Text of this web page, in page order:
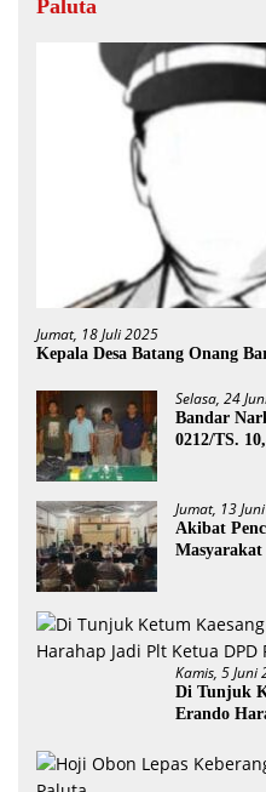
Paluta
Jumat, 18 Juli 2025
Kepala Desa Batang Onang
Selasa, 24
Bandar
0212/TS.
Jumat, 13
Akibat
Masyarakat
Kamis, 5 Juni
Di Tunjuk
Erando